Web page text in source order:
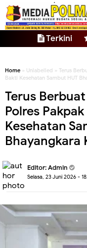
Terkini
Home » Unlabelled » Terus
Bakti Kesehatan Sambut HUT
Terus
Polres
Kesehatan
Bhayangkara
Editor: Admin
Selasa, 23 Juni 2026 -